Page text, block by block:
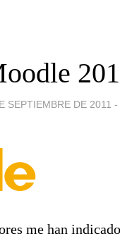
SEPTIEMBRE DE 2011 -
me han